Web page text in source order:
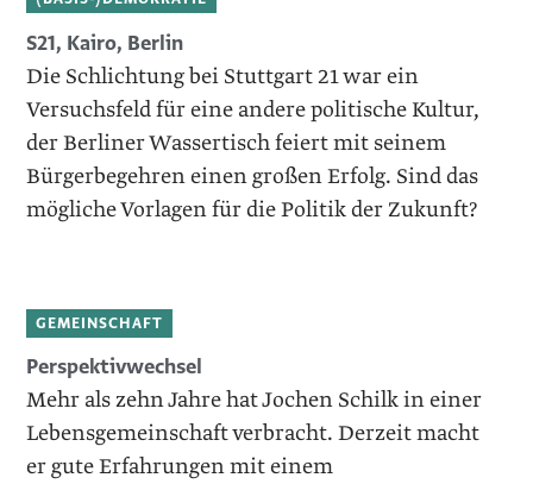
S21, Kairo, Berlin
Die Schlichtung bei Stuttgart 21 war ein
Versuchsfeld für eine andere politische Kultur,
der Berliner Wassertisch feiert mit seinem
Bürgerbegehren einen großen Erfolg. Sind das
mögliche Vorlagen für die Politik der Zukunft?
GEMEINSCHAFT
Perspektivwechsel
Mehr als zehn Jahre hat Jochen Schilk in einer
Lebensgemeinschaft verbracht. Derzeit macht
er gute Erfahrungen mit einem